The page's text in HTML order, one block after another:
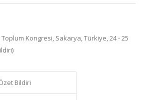
Kongresi, Sakarya, Türkiye, 24 - 25
Bildiri